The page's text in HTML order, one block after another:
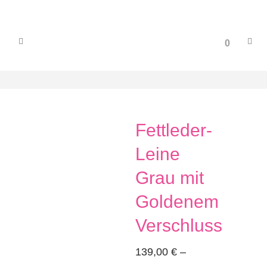
0
Fettleder-
Leine
Grau mit
Goldenem
Verschluss
139,00 €–